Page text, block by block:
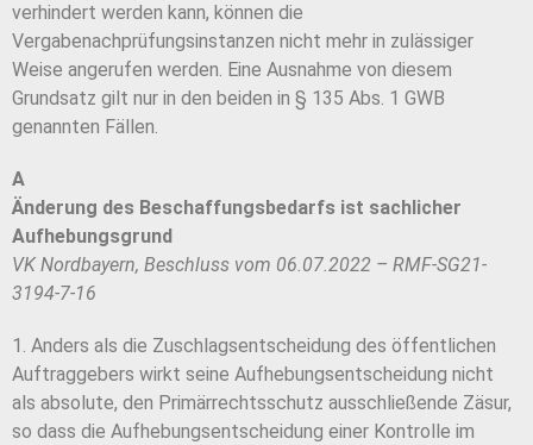
verhindert werden kann, können die
Vergabenachprüfungsinstanzen nicht mehr in zulässiger
Weise angerufen werden. Eine Ausnahme von diesem
Grundsatz gilt nur in den beiden in § 135 Abs. 1 GWB
genannten Fällen.
A
Änderung des Beschaffungsbedarfs ist sachlicher
Aufhebungsgrund
VK Nordbayern, Beschluss vom 06.07.2022 – RMF-SG21-
3194-7-16
1. Anders als die Zuschlagsentscheidung des öffentlichen
Auftraggebers wirkt seine Aufhebungsentscheidung nicht
als absolute, den Primärrechtsschutz ausschließende Zäsur,
so dass die Aufhebungsentscheidung einer Kontrolle im